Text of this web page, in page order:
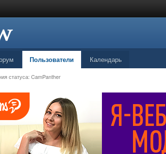
Пользователи Календарь
статуса: CamPanther